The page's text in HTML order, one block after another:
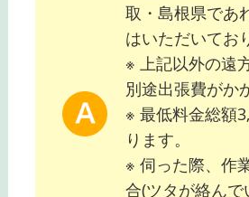
取・島根県であ
はいただいてお
※ 上記以外の遠
別途出張費がか
※ 最低料金総額
ります。
※ 伺った際、作
合(ツタが絡ん